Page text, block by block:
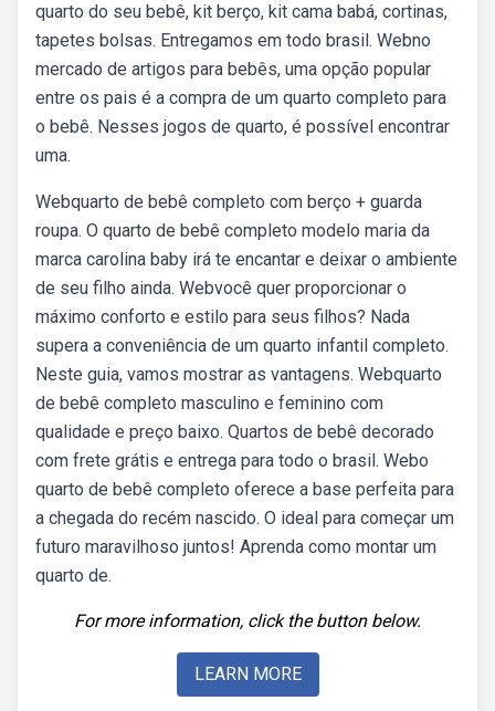
quarto do seu bebê, kit berço, kit cama babá, cortinas,
tapetes bolsas. Entregamos em todo brasil. Webno
mercado de artigos para bebês, uma opção popular
entre os pais é a compra de um quarto completo para
o bebê. Nesses jogos de quarto, é possível encontrar
uma.
Webquarto de bebê completo com berço + guarda
roupa. O quarto de bebê completo modelo maria da
marca carolina baby irá te encantar e deixar o ambiente
de seu filho ainda. Webvocê quer proporcionar o
máximo conforto e estilo para seus filhos? Nada
supera a conveniência de um quarto infantil completo.
Neste guia, vamos mostrar as vantagens. Webquarto
de bebê completo masculino e feminino com
qualidade e preço baixo. Quartos de bebê decorado
com frete grátis e entrega para todo o brasil. Webo
quarto de bebê completo oferece a base perfeita para
a chegada do recém nascido. O ideal para começar um
futuro maravilhoso juntos! Aprenda como montar um
quarto de.
For more information, click the button below.
LEARN MORE